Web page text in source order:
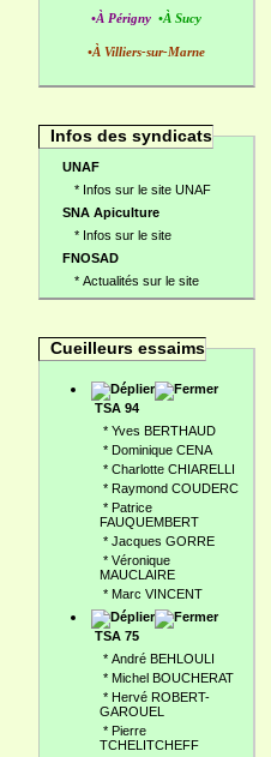
•À Périgny •À Sucy
•À Villiers-sur-Marne
Infos des syndicats
UNAF
* Infos sur le site UNAF
SNA Apiculture
* Infos sur le site
FNOSAD
* Actualités sur le site
Cueilleurs essaims
TSA 94
* Yves BERTHAUD
* Dominique CENA
* Charlotte CHIARELLI
* Raymond COUDERC
* Patrice
FAUQUEMBERT
* Jacques GORRE
* Véronique
MAUCLAIRE
* Marc VINCENT
TSA 75
* André BEHLOULI
* Michel BOUCHERAT
* Hervé ROBERT-
GAROUEL
* Pierre
TCHELITCHEFF